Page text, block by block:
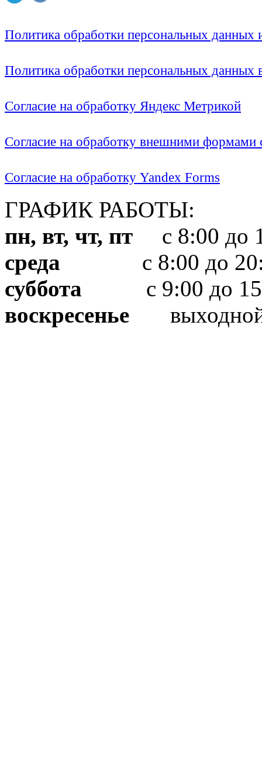
Политика обработки персональных
Политика обработки персональных
Согласие на обработку Яндекс Метрикой
Согласие на обработку внешними формами
Согласие на обработку Yandex Forms
ГРАФИК РАБОТЫ:
пн, вт, чт, пт с 8:00 до
среда с 8:00 до
суббота с 9:00 до
воскресенье